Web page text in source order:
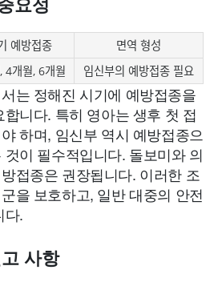
요성
예방접종
면역 형성
4개월, 6개월 임신부의 예방접종 필요
는 정해진 시기에 예방접종을
니다. 특히 영아는 생후 첫 접
하며, 임신부 역시 예방접종으
이 필수적입니다. 돌보미와 의
접종은 권장됩니다. 이러한 조
을 보호하고, 일반 대중의 안전
다.
사항